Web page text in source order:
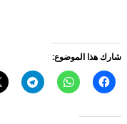
شارك هذا الموضوع: